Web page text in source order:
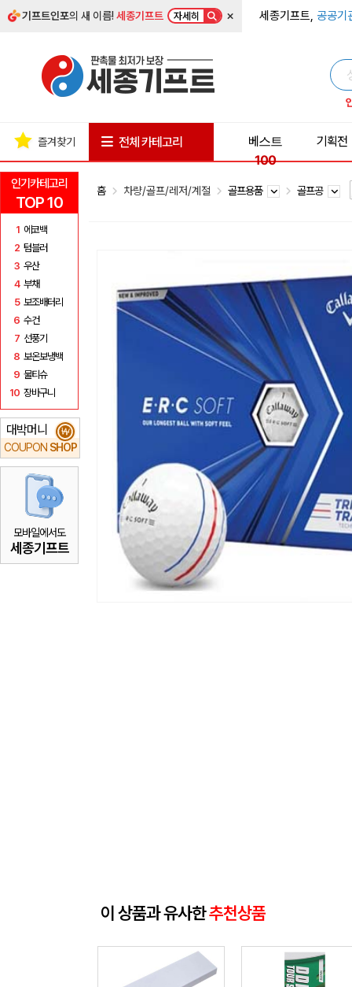
기프트인포의 새 이름!세종기프트 자세히 × 세종기프트, 공공기
인기카테고리
TOP 10
1 에코백
2 텀블러
3 우산
4 부채
5 보조배터리
6 수건
7 선풍기
8 보온보냉백
9 물티슈
10 장바구니
대박머니
COUPON SHOP
₩
모바일에서도
세종기프트
즐겨찾기 전체 카테고리
베스트
100
기획전
홈 차량/골프/레저/계절 골프용품 골프공
이 상품과 유사한추천상품